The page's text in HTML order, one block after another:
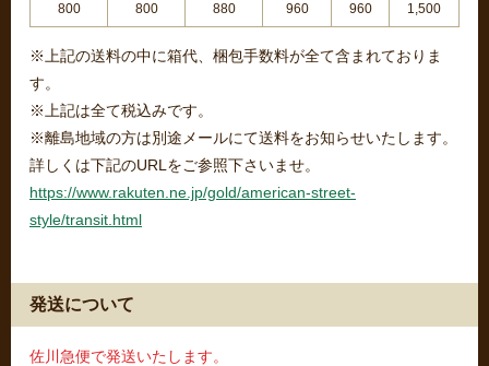
800 800 880 960 960 1,500
※上記の送料の中に箱代、梱包手数料が全て含まれておりま
す。
※上記は全て税込みです。
※離島地域の方は別途メールにて送料をお知らせいたします。
詳しくは下記のURLをご参照下さいませ。
https://www.rakuten.ne.jp/gold/american-street-
style/transit.html
発送について
佐川急便で発送いたします。